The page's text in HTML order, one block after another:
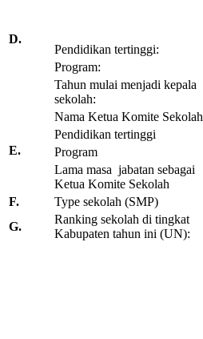
D.
Pendidikan tertinggi:
Program:
Tahun mulai menjadi kepala
sekolah:
E.
Nama Ketua Komite Sekolah
Pendidikan tertinggi
Program
Lama masa jabatan sebagai
Ketua Komite Sekolah
F.
Type sekolah (SMP)
G.
Ranking sekolah di tingkat
Kabupaten tahun ini (UN):